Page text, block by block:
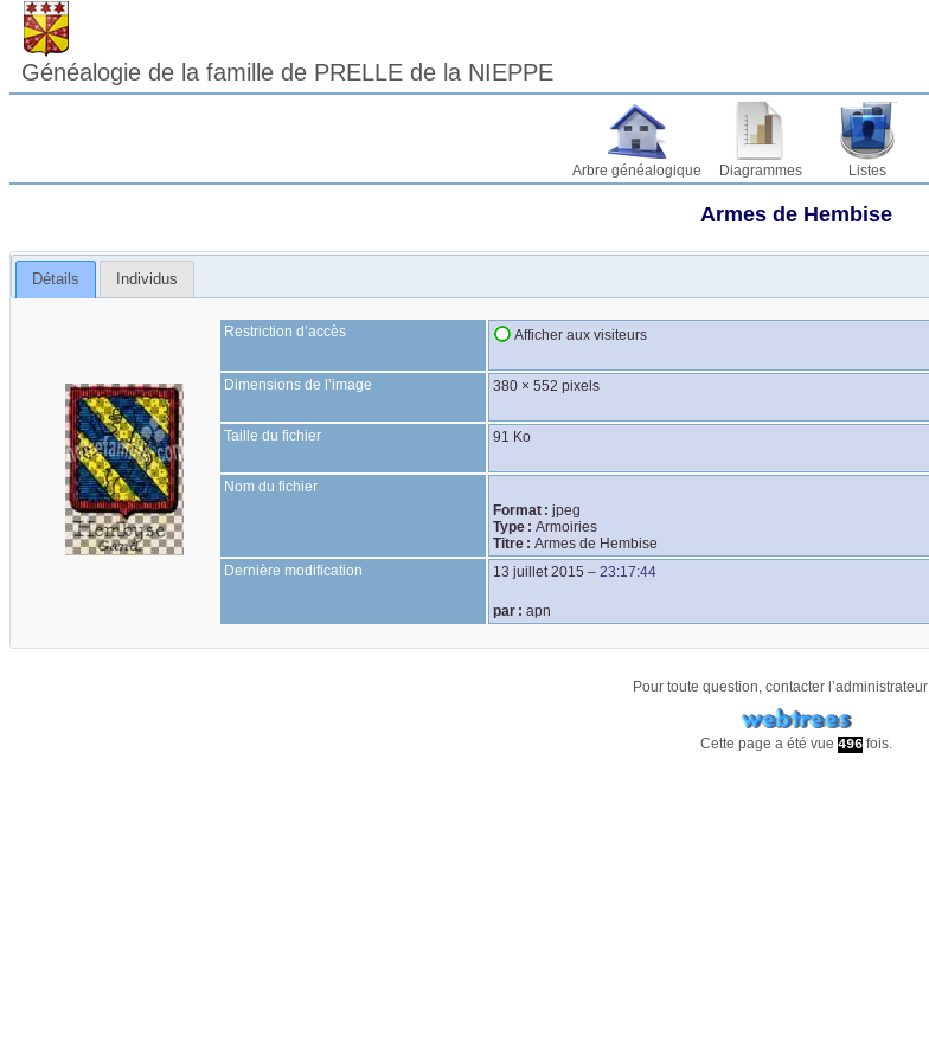
Généalogie de la famille de PRELLE de la NIEPPE
Arbre généalogique Diagrammes Listes
Armes de Hembise
Détails Individus
Restriction d’accès Afficher aux visiteurs
Dimensions de l’image 380 × 552 pixels
Taille du fichier 91 Ko
Nom du fichier
Format : jpeg
Type : Armoiries
Titre : Armes de Hembise
Dernière modification
13 juillet 2015 –23:17:44
par : apn
Pour toute question, contacter l’administrateur
Cette page a été vue 496 fois.